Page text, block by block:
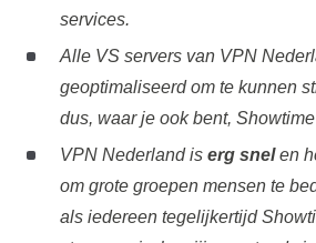
services.
Alle VS servers van VPN
geoptimaliseerd om te kunnen
dus, waar je ook bent,
VPN Nederland iserg snelen
om grote groepen mensen te
als iedereen tegelijkertijd